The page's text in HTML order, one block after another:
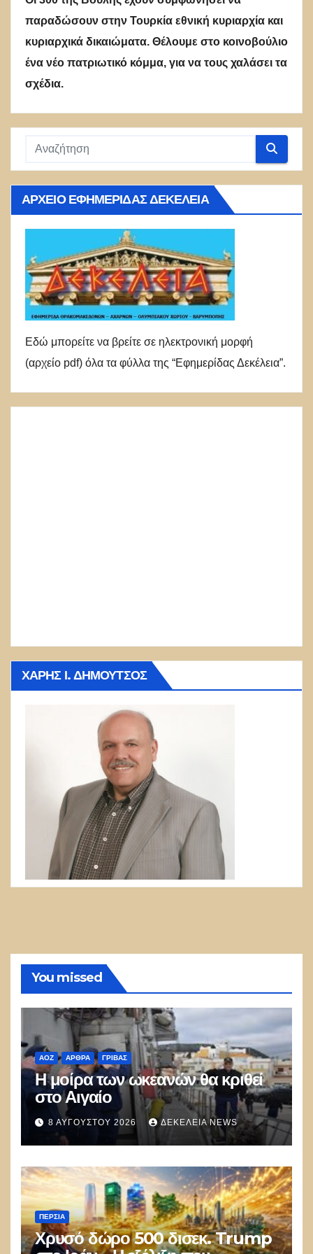
παραδώσουν στην Τουρκία εθνική κυριαρχία και
κυριαρχικά δικαιώματα. Θέλουμε στο κοινοβούλιο
ένα νέο πατριωτικό κόμμα, για να τους χαλάσει τα
σχέδια.
ΑΡΧΕΊΟ ΕΦΗΜΕΡΊΔΑΣ ΔΕΚΈΛΕΙΑ
Εδώ μπορείτε να βρείτε σε ηλεκτρονική μορφή
(αρχείο pdf) όλα τα φύλλα της “Εφημερίδας Δεκέλεια”.
ΧΆΡΗΣ Ι. ΔΗΜΟΎΤΣΟΣ
You missed
ΑΟΖ ΑΡΘΡΑ ΓΡΊΒΑΣ
Η μοίρα των ωκεανών θα κριθεί
στο Αιγαίο
8 ΑΥΓΟΎΣΤΟΥ 2026 ΔΕΚΈΛΕΙΑ NEWS
ΠΕΡΣΊΑ
Χρυσό δώρο 500 δισεκ. Trump